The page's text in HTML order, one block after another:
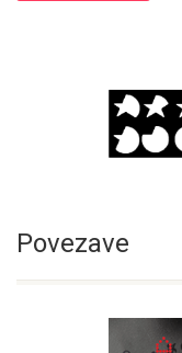
Povezave